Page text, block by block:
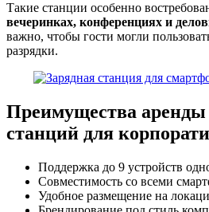
Такие станции особенно
вечеринках, конференциях и
важно, чтобы гости могли
разрядки.
Преимущества
станций для
Поддержка до 9 устройств
Совместимость со всеми
Удобное размещение на